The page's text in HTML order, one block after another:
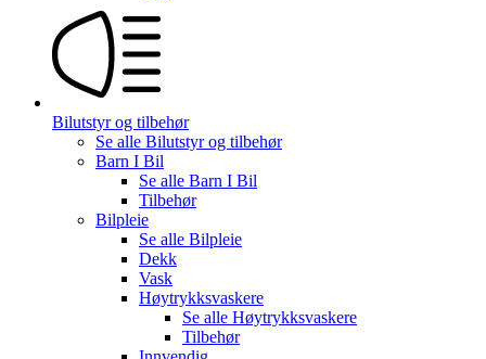
Bilutstyr og tilbehør
Se alle Bilutstyr og tilbehør
Barn I Bil
Se alle Barn I Bil
Tilbehør
Bilpleie
Se alle Bilpleie
Dekk
Vask
Høytrykksvaskere
Se alle Høytrykksvaskere
Tilbehør